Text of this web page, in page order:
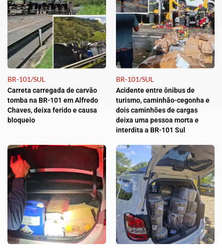
BR-101/SUL
Carreta carregada de carvão
tomba na BR-101 em Alfredo
Chaves, deixa ferido e causa
bloqueio
BR-101/SUL
Acidente entre ônibus de
turismo, caminhão-cegonha e
dois caminhões de cargas
deixa uma pessoa morta e
interdita a BR-101 Sul